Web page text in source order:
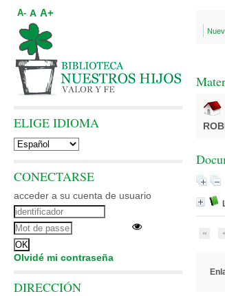
A- A A+
ELIGE IDIOMA
CONECTARSE
acceder a su cuenta de usuario
Olvidé mi contraseña
DIRECCIÓN